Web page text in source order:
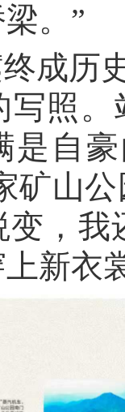
。”
成历
写照
是自
矿山
变，
新衣